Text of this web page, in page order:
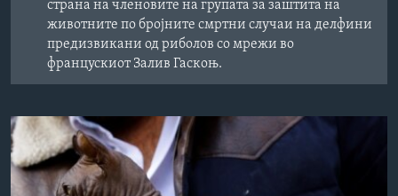
страна на членовите на групата за заштита на
животните по бројните смртни случаи на делфини
предизвикани од риболов со мрежи во
францускиот Залив Гаскоњ.